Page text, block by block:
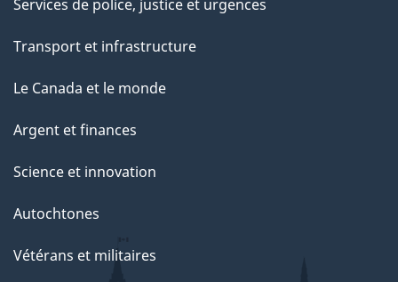
Services de police, justice et urgences
Transport et infrastructure
Le Canada et le monde
Argent et finances
Science et innovation
Autochtones
Vétérans et militaires